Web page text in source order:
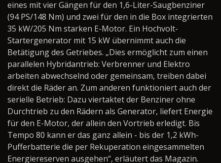
eines mit vier Gängen für den 1,6-Liter-Saugbenziner
(94 PS/148 Nm) und zwei für den in die Box integrierten
35 kW/205 Nm starken E-Motor. Ein Hochvolt-
Startergenerator mit 15 kW übernimmt auch die
Betätigung des Getriebes. „Dies ermöglicht zum einen
parallelen Hybridantrieb: Verbrenner und Elektro
arbeiten abwechselnd oder gemeinsam, treiben dabei
direkt die Räder an. Zum anderen funktioniert auch der
serielle Betrieb: Dazu viertaktet der Benziner ohne
Durchtrieb zu den Rädern als Generator, liefert Energie
für den E-Motor, der allein den Vortrieb erledigt. Bis
Tempo 80 kann er das ganz allein - bis der 1,2 kWh-
Pufferbatterie die per Rekuperation eingesammelten
Energiereserven ausgehen“, erläutert das Magazin.